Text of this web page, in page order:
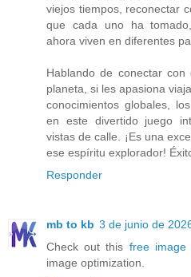
viejos tiempos, reconectar
que cada uno ha
ahora viven en diferentes
Hablando de conectar
planeta, si les apasiona
conocimientos globales,
en este divertido juego
vistas de calle. ¡Es una
ese espíritu explorador!
Responder
mb to kb 3 de junio de
Check out this free image
image optimization.